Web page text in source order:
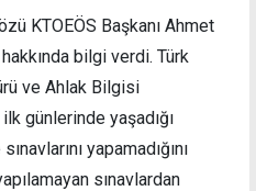
KTOEÖS Başkanı Ahmet
bilgi verdi. Türk
ve Ahlak Bilgisi
günlerinde yaşadığı
yapamadığını
sınavlardan